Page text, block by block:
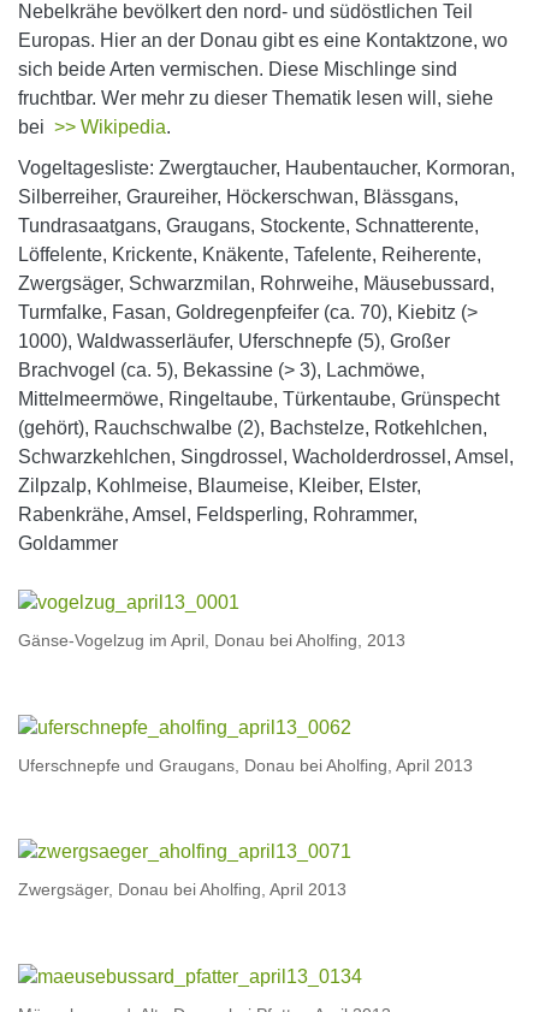
Nebelkrähe bevölkert den nord- und südöstlichen Teil
Europas. Hier an der Donau gibt es eine Kontaktzone, wo
sich beide Arten vermischen. Diese Mischlinge sind
fruchtbar. Wer mehr zu dieser Thematik lesen will, siehe
bei >> Wikipedia.
Vogeltagesliste: Zwergtaucher, Haubentaucher, Kormoran,
Silberreiher, Graureiher, Höckerschwan, Blässgans,
Tundrasaatgans, Graugans, Stockente, Schnatterente,
Löffelente, Krickente, Knäkente, Tafelente, Reiherente,
Zwergsäger, Schwarzmilan, Rohrweihe, Mäusebussard,
Turmfalke, Fasan, Goldregenpfeifer (ca. 70), Kiebitz (>
1000), Waldwasserläufer, Uferschnepfe (5), Großer
Brachvogel (ca. 5), Bekassine (> 3), Lachmöwe,
Mittelmeermöwe, Ringeltaube, Türkentaube, Grünspecht
(gehört), Rauchschwalbe (2), Bachstelze, Rotkehlchen,
Schwarzkehlchen, Singdrossel, Wacholderdrossel, Amsel,
Zilpzalp, Kohlmeise, Blaumeise, Kleiber, Elster,
Rabenkrähe, Amsel, Feldsperling, Rohrammer,
Goldammer
Gänse-Vogelzug im April, Donau bei Aholfing, 2013
Uferschnepfe und Graugans, Donau bei Aholfing, April 2013
Zwergsäger, Donau bei Aholfing, April 2013